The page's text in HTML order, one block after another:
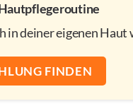
in deiner eigenen
FINDEN